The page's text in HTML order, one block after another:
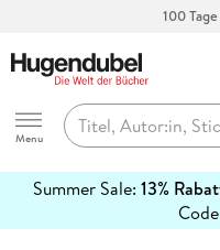
100
Hugendubel
Menu
Summer Sale: 13%
Code
erfahren